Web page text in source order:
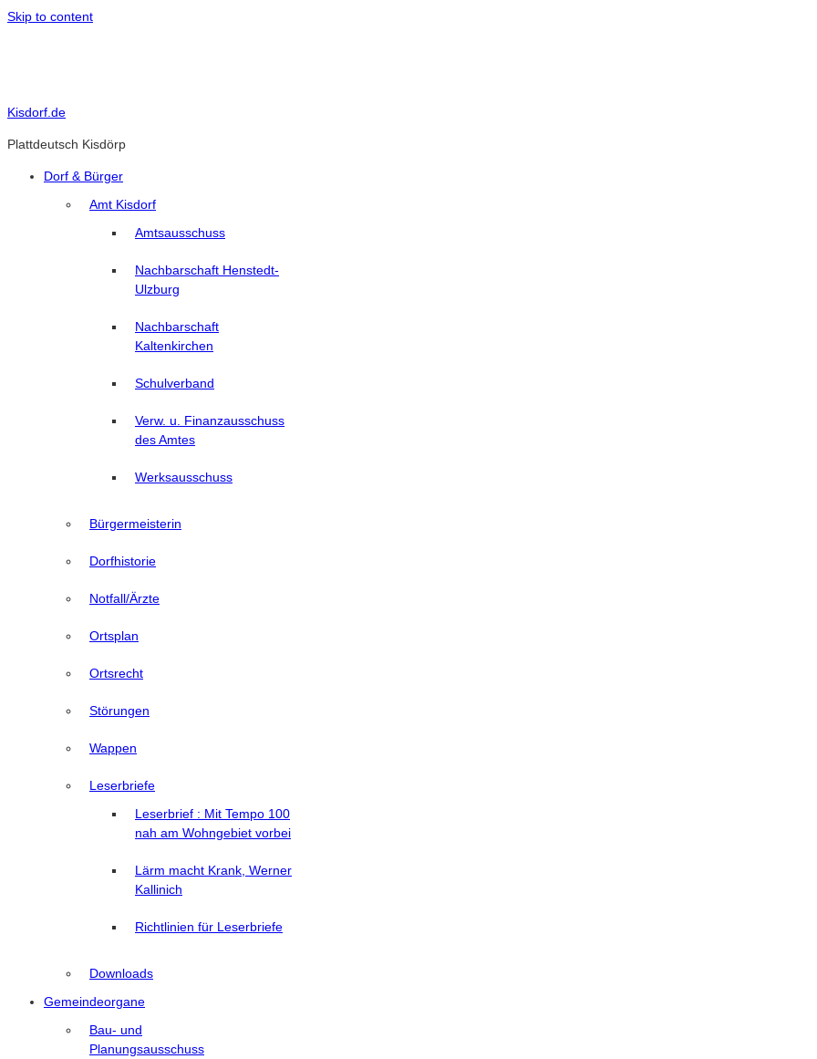
Skip to content
Kisdorf.de
Plattdeutsch Kisdörp
Dorf & Bürger
Amt Kisdorf
Amtsausschuss
Nachbarschaft Henstedt-
Ulzburg
Nachbarschaft
Kaltenkirchen
Schulverband
Verw. u. Finanzausschuss
des Amtes
Werksausschuss
Bürgermeisterin
Dorfhistorie
Notfall/Ärzte
Ortsplan
Ortsrecht
Störungen
Wappen
Leserbriefe
Leserbrief : Mit Tempo 100
nah am Wohngebiet vorbei
Lärm macht Krank, Werner
Kallinich
Richtlinien für Leserbriefe
Downloads
Gemeindeorgane
Bau- und
Planungsausschuss